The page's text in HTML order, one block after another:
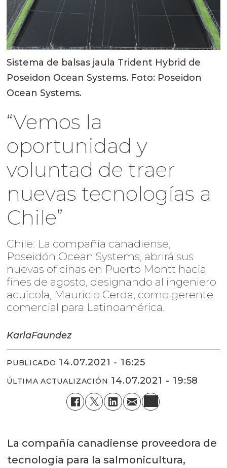
Sistema de balsas jaula Trident Hybrid de
Poseidon Ocean Systems. Foto: Poseidon
Ocean Systems.
“Vemos la
oportunidad y
voluntad de traer
nuevas tecnologías a
Chile”
Chile: La compañía canadiense,
Poseidón Ocean Systems, abrirá sus
nuevas oficinas en Puerto Montt hacia
fines de agosto, designando al ingeniero
acuícola, Mauricio Cerda, como gerente
comercial para Latinoamérica.
KarlaFaundez
PUBLICADO 14.07.2021 - 16:25
ÚLTIMA ACTUALIZACIÓN 14.07.2021 - 19:58
La compañía canadiense proveedora de
tecnología para la salmonicultura,